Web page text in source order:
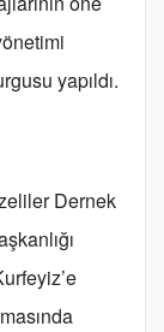
yapıldı.
Dernek